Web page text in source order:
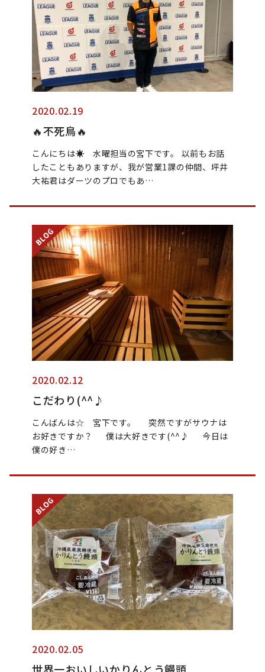
2020.02.19
🔥不死鳥🔥
こんにちは☀ 水曜担当の宮下です。 以前もお話
したこともありますが、我が営業1課の仲間、坪井
大祐君はダーツのプロでもあ…
2020.02.12
こだわり(^^♪
こんばんは☆ 宮下です。 突然ですがサウナは
お好きですか？ 僕は大好きです(^^♪ 今日は
僕の好き…
2020.02.05